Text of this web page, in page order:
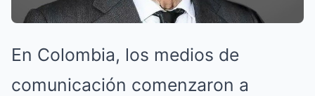
En Colombia, los medios de
comunicación comenzaron a